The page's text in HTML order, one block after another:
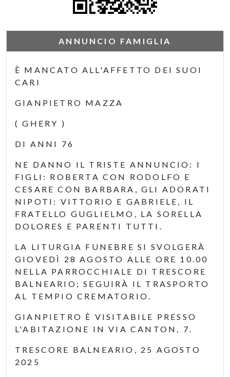
ANNUNCIO FAMIGLIA
È MANCATO ALL'AFFETTO DEI SUOI
CARI
GIANPIETRO MAZZA
( GHERY )
DI ANNI 76
NE DANNO IL TRISTE ANNUNCIO: I
FIGLI: ROBERTA CON RODOLFO E
CESARE CON BARBARA, GLI ADORATI
NIPOTI: VITTORIO E GABRIELE, IL
FRATELLO GUGLIELMO, LA SORELLA
DOLORES E PARENTI TUTTI.
LA LITURGIA FUNEBRE SI SVOLGERÀ
GIOVEDÌ 28 AGOSTO ALLE ORE 10.00
NELLA PARROCCHIALE DI TRESCORE
BALNEARIO; SEGUIRÀ IL TRASPORTO
AL TEMPIO CREMATORIO.
GIANPIETRO È VISITABILE PRESSO
L'ABITAZIONE IN VIA CANTON, 7.
TRESCORE BALNEARIO, 25 AGOSTO
2025